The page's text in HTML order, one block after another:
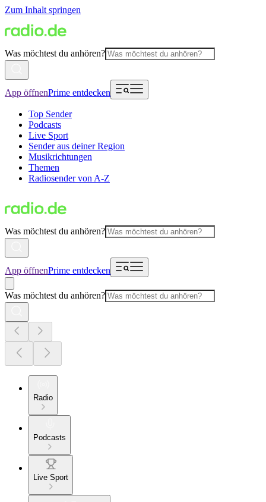
Zum Inhalt springen
Was möchtest du anhören?
App öffnenPrime entdecken
Top Sender
Podcasts
Live Sport
Sender aus deiner Region
Musikrichtungen
Themen
Radiosender von A-Z
Was möchtest du anhören?
App öffnenPrime entdecken
Was möchtest du anhören?
Radio
Podcasts
Live Sport